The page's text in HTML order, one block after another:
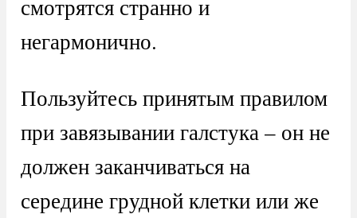
смотрятся странно и
негармонично.
Пользуйтесь принятым правилом
при завязывании галстука – он не
должен заканчиваться на
середине грудной клетки или же